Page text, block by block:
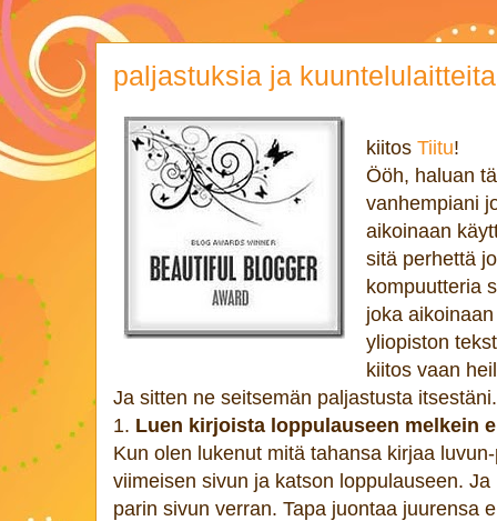
paljastuksia ja kuuntelulaitteita
kiitos Tiitu!
Ööh, haluan
vanhempiani
aikoinaan
sitä perhettä
kompuutteria
joka
yliopiston
kiitos vaan
Ja sitten ne seitsemän paljastusta
1. Luen kirjoista loppulauseen melkein
Kun olen lukenut mitä tahansa kirjaa
viimeisen sivun ja katson loppulauseen.
parin sivun verran. Tapa juontaa juurensa